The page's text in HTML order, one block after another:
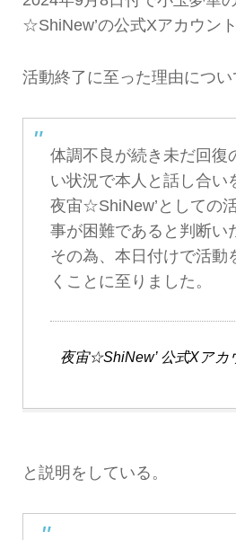
☆ShiNew’の公式Xアカウン
活動終了に至った理由につ
体調不良が続き未だ回復
い状況で本人と話し合い
夜宙☆ShiNew’としての
事が困難であると判断い
その為、本日付けで活動
くことに至りました。
夜宙☆ShiNew’ 公式Xアカ
と説明をしている。